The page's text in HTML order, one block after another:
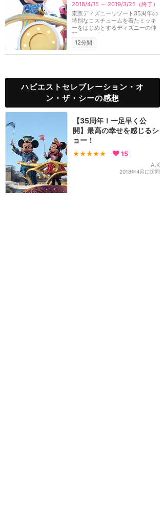
2018/4/15 ～ 2019/3/25（終了）
東京ディズニーリゾート35周年の
特別なコスチュームを着たミッキ
ーをはじめとするディズニーの仲
間たちとダッフィ...
12分間
ハピエストセレブレーション・オ
ン・ザ・シーの感想
【35周年！一足早く公
開】最高の幸せを感じるシ
ョー！
★★★★★ 15
A.K
2018年4月に訪問